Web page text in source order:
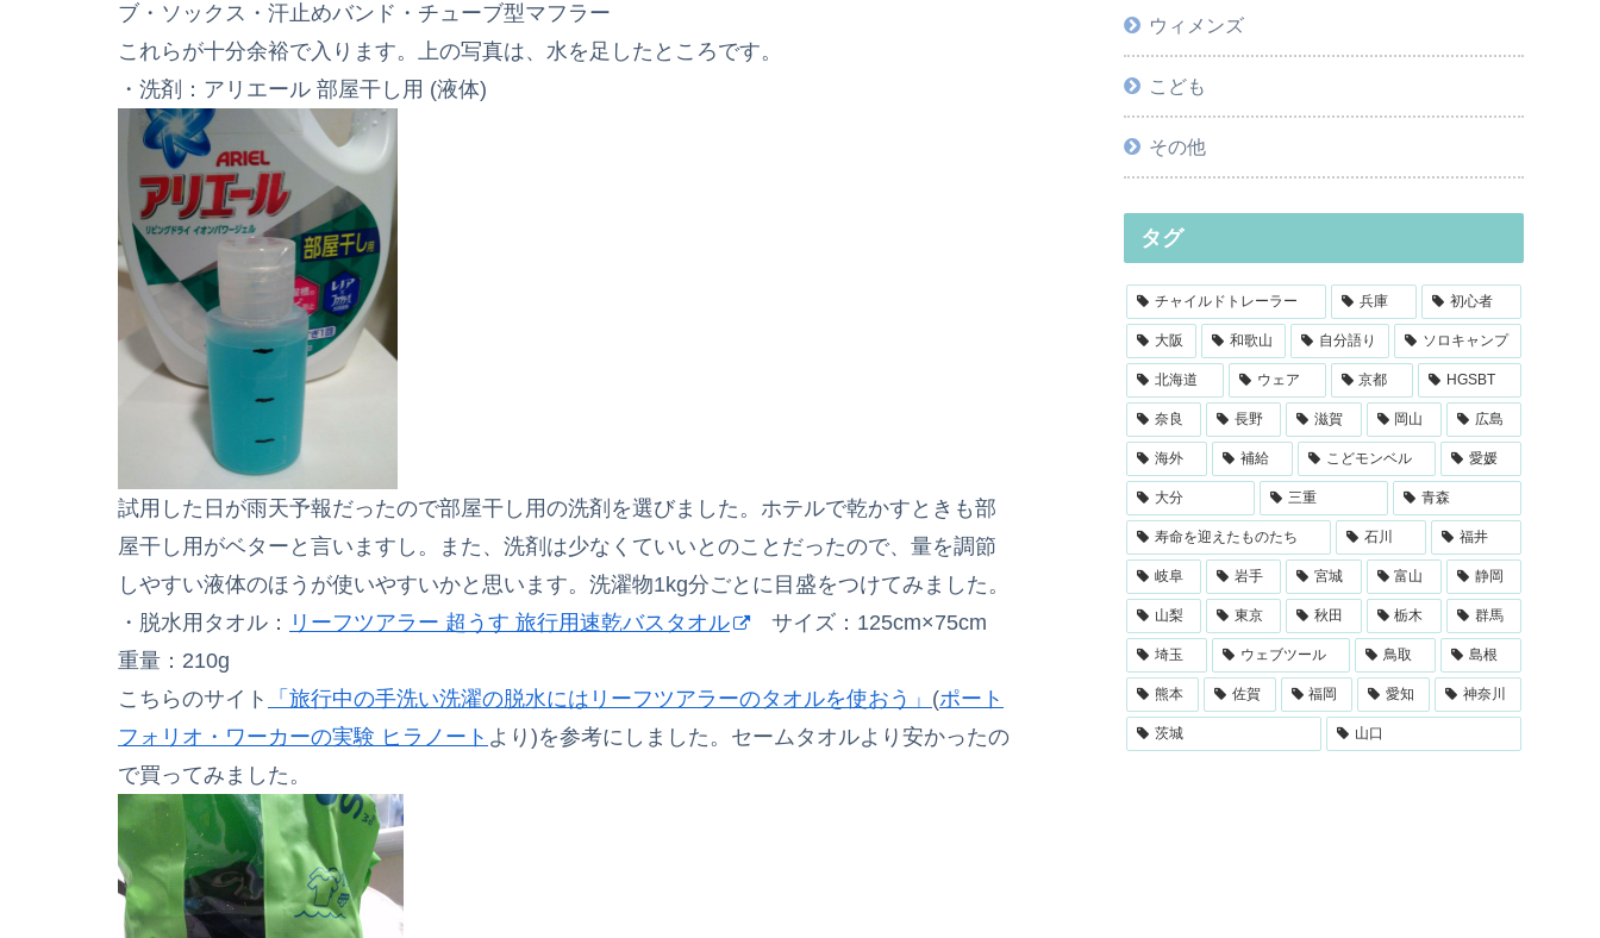
ブ・ソックス・汗止めバンド・チューブ型マフラー
これらが十分余裕で入ります。上の写真は、水を足したところです。
・洗剤：アリエール 部屋干し用 (液体)
試用した日が雨天予報だったので部屋干し用の洗剤を選びました。ホテルで乾かすときも部
屋干し用がベターと言いますし。また、洗剤は少なくていいとのことだったので、量を調節
しやすい液体のほうが使いやすいかと思います。洗濯物1kg分ごとに目盛をつけてみました。
・脱水用タオル： リーフツアラー 超うす 旅行用速乾バスタオル
サイズ：125cm×75cm
重量：210g
こちらのサイト
「旅行中の手洗い洗濯の脱水にはリーフツアラーのタオルを使おう」 (ポート
フォリオ・ワーカーの実験 ヒラノート より)を参考にしました。セームタオルより安かったの
で買ってみました。
ウィメンズ
こども
その他
タグ
チャイルドトレーラー 兵庫 初心者
大阪 和歌山 自分語り ソロキャンプ
北海道 ウェア 京都 HGSBT
奈良 長野 滋賀 岡山 広島
海外 補給 こどモンベル 愛媛
大分 三重 青森
寿命を迎えたものたち 石川 福井
岐阜 岩手 宮城 富山 静岡
山梨 東京 秋田 栃木 群馬
埼玉 ウェブツール 鳥取 島根
熊本 佐賀 福岡 愛知 神奈川
茨城 山口